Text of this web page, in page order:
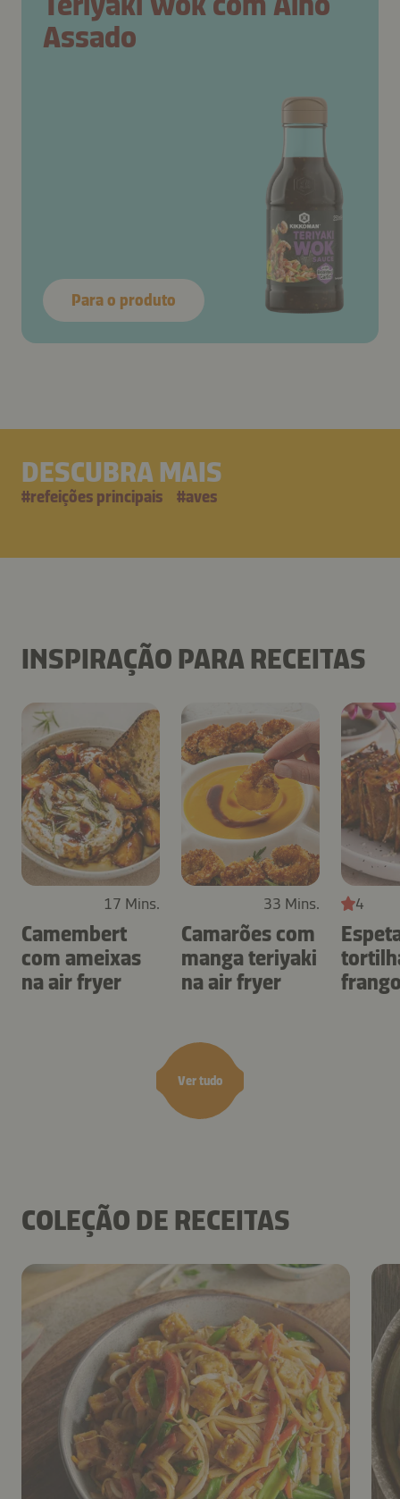
Assado
Para o produto
DESCUBRA MAIS
#refeições principais #aves
INSPIRAÇÃO PARA RECEITAS
Ver tudo
17 Mins.
Camembert
com ameixas
na air fryer
33 Mins.
Camarões com
manga teriyaki
na air fryer
4
COLEÇÃO DE RECEITAS